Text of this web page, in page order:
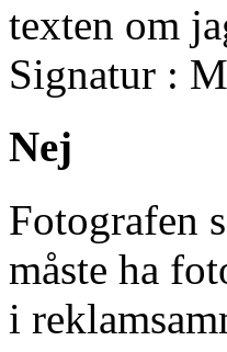
texten om
Signatur :
Nej
Fotografen
måste ha
i